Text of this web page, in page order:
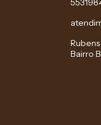
Rubens
Bairro